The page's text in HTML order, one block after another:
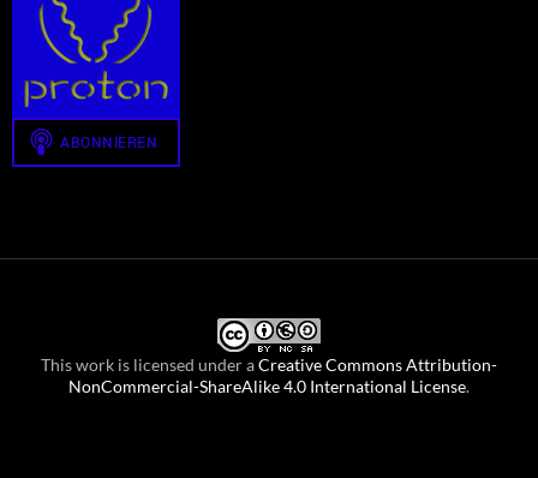
This work is licensed under aCreative Commons Attribution-
NonCommercial-ShareAlike 4.0 International License.